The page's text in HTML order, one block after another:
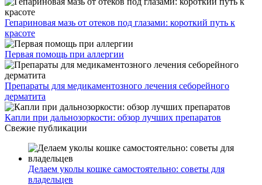
Гепариновая мазь от отеков под глазами: короткий путь к
красоте
Первая помощь при аллергии
Препараты для медикаментозного лечения себорейного
дерматита
Капли при дальнозоркости: обзор лучших препаратов
Свежие публикации
Делаем уколы кошке самостоятельно: советы для
владельцев